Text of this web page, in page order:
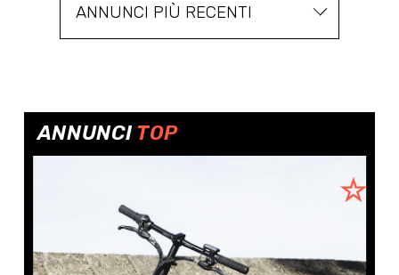
ANNUNCI PIÙ RECENTI
ANNUNCI TOP